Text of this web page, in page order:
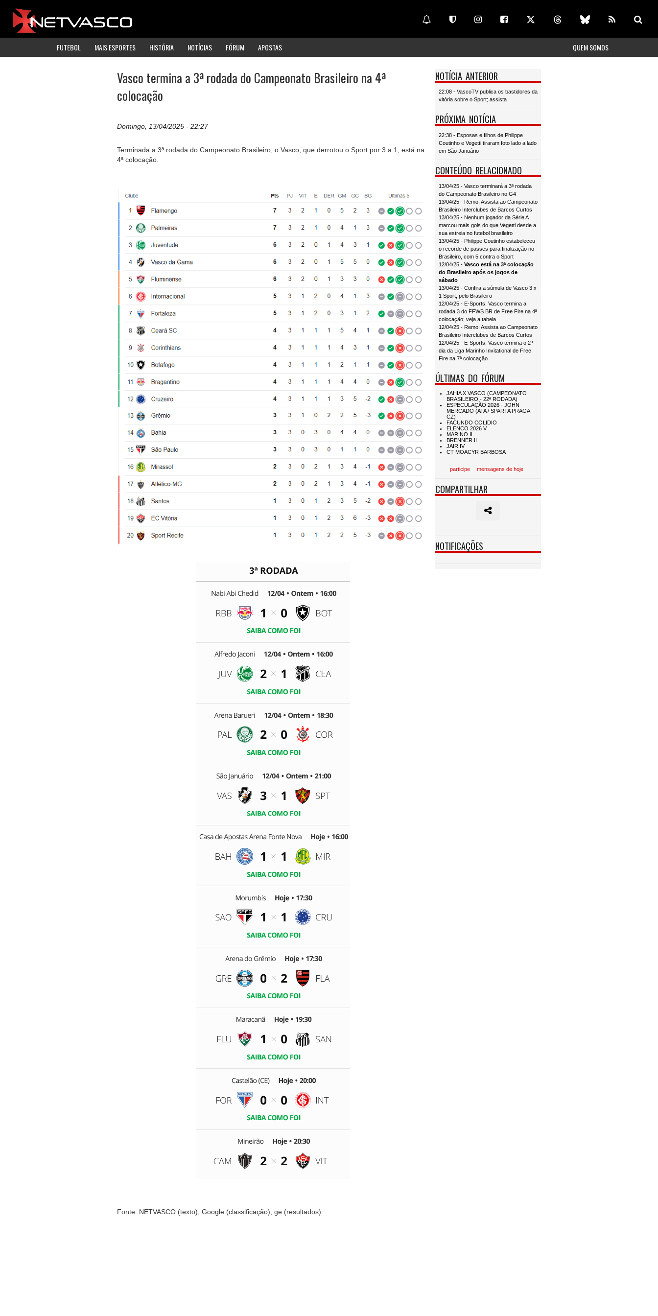
FUTEBOL MAIS ESPORTES HISTÓRIA NOTÍCIAS FÓRUM APOSTAS QUEM SOMOS
Vasco termina a 3ª rodada do Campeonato Brasileiro na 4ª
colocação
Domingo, 13/04/2025 - 22:27
Terminada a 3ª rodada do Campeonato Brasileiro, o Vasco, que derrotou o Sport por 3 a 1, está na
4ª colocação.
Fonte: NETVASCO (texto), Google (classificação), ge (resultados)
NOTÍCIA ANTERIOR
22:08 - VascoTV publica os bastidores da
vitória sobre o Sport; assista
PRÓXIMA NOTÍCIA
22:38 - Esposas e filhos de Philippe
Coutinho e Vegetti tiraram foto lado a lado
em São Januário
CONTEÚDO RELACIONADO
13/04/25 - Vasco terminará a 3ª rodada
do Campeonato Brasileiro no G4
13/04/25 - Remo: Assista ao Campeonato
Brasileiro Interclubes de Barcos Curtos
13/04/25 - Nenhum jogador da Série A
marcou mais gols do que Vegetti desde a
sua estreia no futebol brasileiro
13/04/25 - Philippe Coutinho estabeleceu
o recorde de passes para finalização no
Brasileiro, com 5 contra o Sport
12/04/25 - Vasco está na 3ª colocação
do Brasileiro após os jogos de
sábado
13/04/25 - Confira a súmula de Vasco 3 x
1 Sport, pelo Brasileiro
12/04/25 - E-Sports: Vasco termina a
rodada 3 do FFWS BR de Free Fire na 4ª
colocação; veja a tabela
12/04/25 - Remo: Assista ao Campeonato
Brasileiro Interclubes de Barcos Curtos
12/04/25 - E-Sports: Vasco termina o 2º
dia da Liga Marinho Invitational de Free
Fire na 7ª colocação
ÚLTIMAS DO FÓRUM
participe mensagens de hoje
COMPARTILHAR
NOTIFICAÇÕES